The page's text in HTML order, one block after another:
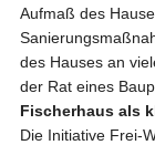
Aufmaß des
des Hauses an
der Rat eines
Fischerhaus als
Die Initiative Frei-